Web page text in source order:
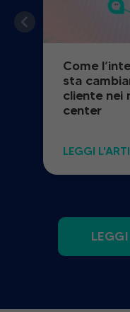
Come
sta
cliente nei
center
LEGGI